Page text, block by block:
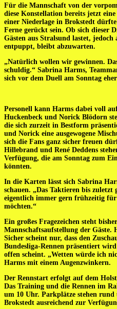
Für die Mannschaft von der
diese Konstellation bereits jetzt
einer Niederlage in Brokstedt
Ferne gerückt sein. Ob sich dieser
Gästen aus Stralsund lastet,
entpuppt, bleibt abzuwarten.
„Natürlich wollen wir gewinnen.
schuldig.“ Sabrina Harms,
sich vor dem Duell am Sonntag eher
Personell kann Harms dabei voll
Huckenbeck und Norick Blödorn
die sich zurzeit in Bestform
und Norick eine ausgewogene
sich die Fans ganz sicher freuen
Hillebrand und René Deddens
Verfügung, die am Sonntag zum
könnten.
In die Karten lässt sich Sabrina
schauen. „Das Taktieren bis
eigentlich immer gern frühzeitig für
möchten.“
Ein großes Fragezeichen steht
Mannschaftsaufstellung der Gäste.
Sicher scheint nur, dass den
Bundesliga-Rennen präsentiert
offen scheint. „Wetten würde ich
Harms mit einem Augenzwinkern.
Der Rennstart erfolgt auf dem
Das Training und die Rennen im
um 10 Uhr. Parkplätze stehen
Brokstedt ausreichend zur